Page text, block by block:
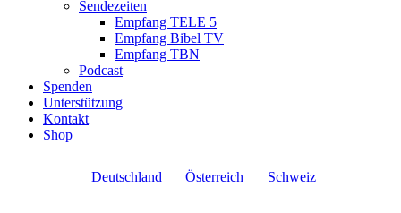
Sendezeiten
Empfang TELE 5
Empfang Bibel TV
Empfang TBN
Podcast
Spenden
Unterstützung
Kontakt
Shop
Deutschland Österreich Schweiz